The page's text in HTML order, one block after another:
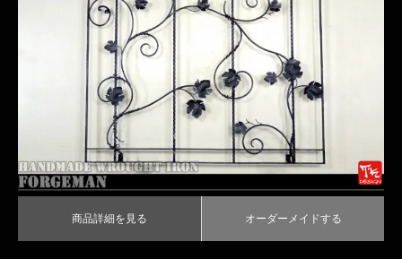
商品詳細を見るオーダーメイドする
商品詳細を見る オーダーメイドする